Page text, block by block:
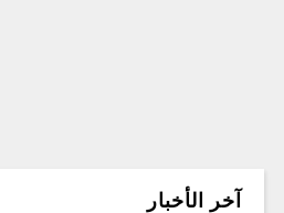
آخر الأخبار